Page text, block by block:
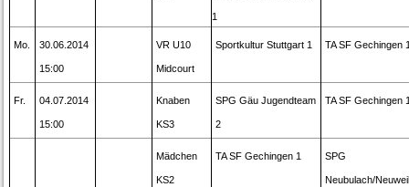
1
Mo. 30.06.2014
15:00
VR U10
Midcourt
Sportkultur Stuttgart 1 TA SF Gechingen
Fr. 04.07.2014
15:00
Knaben
KS3
SPG Gäu Jugendteam
2
TA SF Gechingen
Mädchen
KS2
TA SF Gechingen 1 SPG
Neubulach/